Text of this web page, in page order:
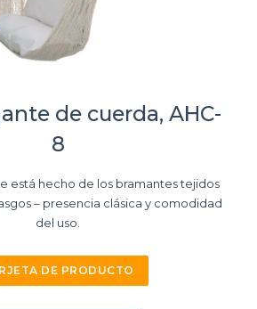
de cuerda, AHC-
8
está hecho de los bramantes tejidos
– presencia clásica y comodidad
del uso.
DE PRODUCTO